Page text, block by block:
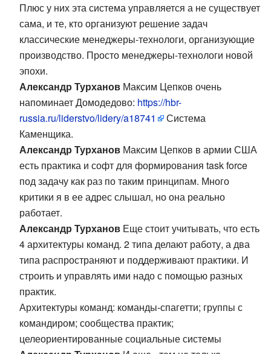
Плюс у них эта система управляется а не существует
сама, и те, кто организуют решение задач
классические менеджеры-технологи, организующие
производство. Просто менеджеры-технологи новой
эпохи.
Александр Турханов Максим Цепков очень
напоминает Домодедово: https://hbr-
russia.ru/liderstvo/lidery/a18741
Система
Каменщика.
Александр Турханов Максим Цепков в армии США
есть практика и софт для формирования task force
под задачу как раз по таким принципам. Много
критики я в ее адрес слышал, но она реально
работает.
Александр Турханов Еще стоит учитывать, что есть
4 архитектуры команд. 2 типа делают работу, а два
типа распространяют и поддерживают практики. И
строить и управлять ими надо с помощью разных
практик.
Архитектуры команд: команды-спагетти; группы с
командиром; сообщества практик;
целеориентированные социальные системы